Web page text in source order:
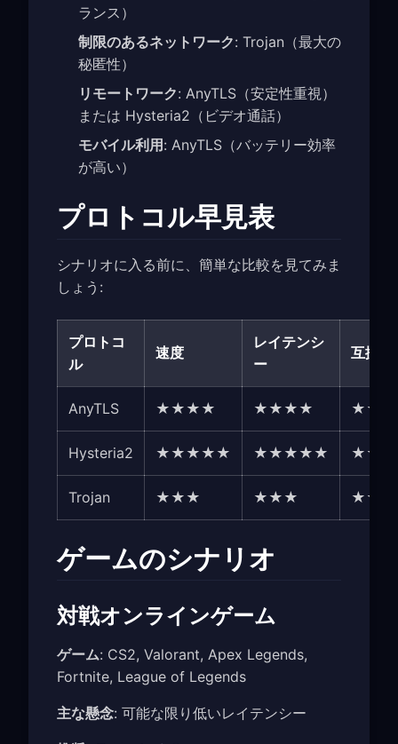
ランス）
制限のあるネットワーク: Trojan（最大の
秘匿性）
リモートワーク: AnyTLS（安定性重視）
または Hysteria2（ビデオ通話）
モバイル利用: AnyTLS（バッテリー効率
が高い）
プロトコル早見表
シナリオに入る前に、簡単な比較を見てみま
しょう:
プロトコ
ル
速度
レイテンシ
ー
互換性
AnyTLS ★★★★ ★★★★
Hysteria2 ★★★★★ ★★★★★ ★★★
Trojan ★★★ ★★★
ゲームのシナリオ
対戦オンラインゲーム
ゲーム: CS2, Valorant, Apex Legends,
Fortnite, League of Legends
主な懸念: 可能な限り低いレイテンシー